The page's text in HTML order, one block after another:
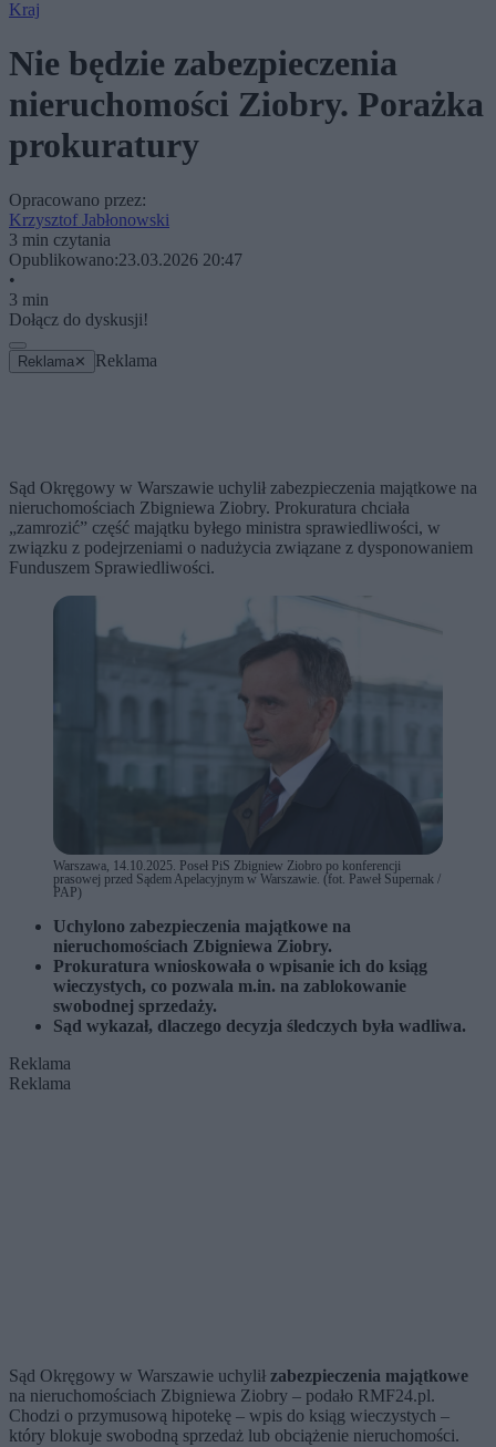
Kraj
Nie będzie zabezpieczenia
nieruchomości Ziobry. Porażka
prokuratury
Opracowano przez:
Krzysztof Jabłonowski
3 min czytania
Opublikowano:23.03.2026 20:47
•
3 min
Dołącz do dyskusji!
Reklama ✕ Reklama
Sąd Okręgowy w Warszawie uchylił zabezpieczenia majątkowe na
nieruchomościach Zbigniewa Ziobry. Prokuratura chciała
„zamrozić” część majątku byłego ministra sprawiedliwości, w
związku z podejrzeniami o nadużycia związane z dysponowaniem
Funduszem Sprawiedliwości.
Warszawa, 14.10.2025. Poseł PiS Zbigniew Ziobro po konferencji
prasowej przed Sądem Apelacyjnym w Warszawie. (fot. Paweł Supernak /
PAP)
Uchylono zabezpieczenia majątkowe na
nieruchomościach Zbigniewa Ziobry.
Prokuratura wnioskowała o wpisanie ich do ksiąg
wieczystych, co pozwala m.in. na zablokowanie
swobodnej sprzedaży.
Sąd wykazał, dlaczego decyzja śledczych była wadliwa.
Reklama
Reklama
Sąd Okręgowy w Warszawie uchylił zabezpieczenia majątkowe
na nieruchomościach Zbigniewa Ziobry – podało RMF24.pl.
Chodzi o przymusową hipotekę – wpis do ksiąg wieczystych –
który blokuje swobodną sprzedaż lub obciążenie nieruchomości.